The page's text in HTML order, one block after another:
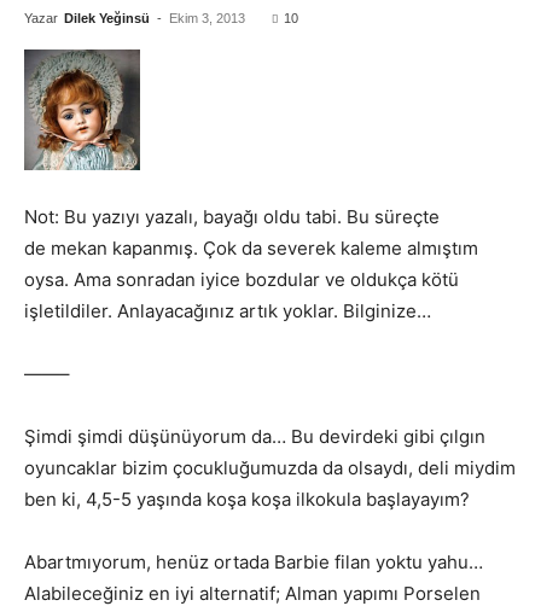
Yazar Dilek Yeğinsü - Ekim 3, 2013 10
Not: Bu yazıyı yazalı, bayağı oldu tabi. Bu süreçte
de mekan kapanmış. Çok da severek kaleme almıştım
oysa. Ama sonradan iyice bozdular ve oldukça kötü
işletildiler. Anlayacağınız artık yoklar. Bilginize…
——–
Şimdi şimdi düşünüyorum da… Bu devirdeki gibi çılgın
oyuncaklar bizim çocukluğumuzda da olsaydı, deli miydim
ben ki, 4,5-5 yaşında koşa koşa ilkokula başlayayım?
Abartmıyorum, henüz ortada Barbie filan yoktu yahu…
Alabileceğiniz en iyi alternatif; Alman yapımı Porselen